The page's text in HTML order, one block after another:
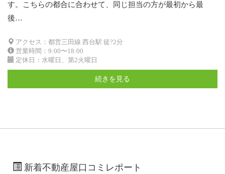
す。こちらの都合に合わせて、同じ担当の方が最初から最
後…
アクセス：都営三田線 西台駅 徒?2分
営業時間：9:00〜18:00
定休日：水曜日、第2火曜日
続きを見る
新着不動産屋口コミレポート